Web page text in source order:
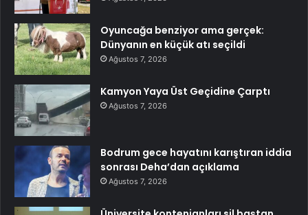
Oyuncağa benziyor ama gerçek:
Dünyanın en küçük atı seçildi
Ağustos 7, 2026
Kamyon Yaya Üst Geçidine Çarptı
Ağustos 7, 2026
Bodrum gece hayatını karıştıran iddia
sonrası Deha’dan açıklama
Ağustos 7, 2026